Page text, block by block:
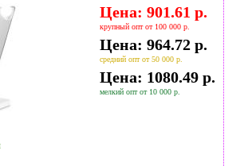
Цена: 901.61 р.
крупный опт от 100 000 р.
Цена: 964.72 р.
средний опт от 50 000 р.
Цена: 1080.49 р.
мелкий опт от 10 000 р.